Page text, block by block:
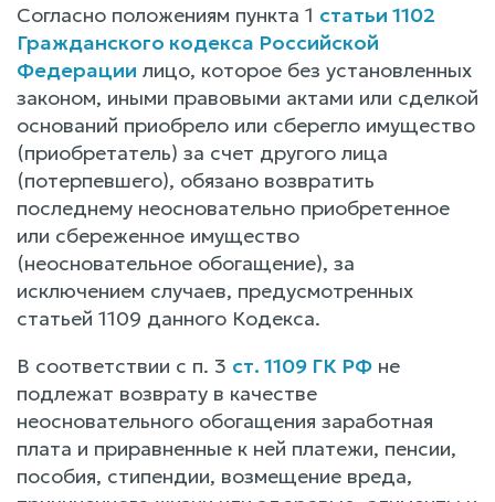
Согласно положениям пункта 1 статьи 1102
Гражданского кодекса Российской
Федерации лицо, которое без установленных
законом, иными правовыми актами или сделкой
оснований приобрело или сберегло имущество
(приобретатель) за счет другого лица
(потерпевшего), обязано возвратить
последнему неосновательно приобретенное
или сбереженное имущество
(неосновательное обогащение), за
исключением случаев, предусмотренных
статьей 1109 данного Кодекса.
В соответствии с п. 3 ст. 1109 ГК РФ не
подлежат возврату в качестве
неосновательного обогащения заработная
плата и приравненные к ней платежи, пенсии,
пособия, стипендии, возмещение вреда,